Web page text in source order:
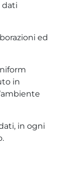
dati
ed
in
in ogni